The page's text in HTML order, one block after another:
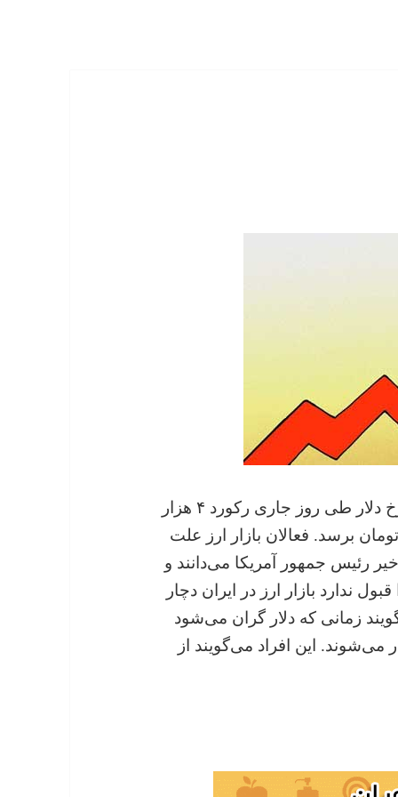
تشدید نوسانات ارزی در بازار موجب شد تا نرخ دلار طی روز جاری رکورد ۴ هزار
تومان را بزند و برای ساعتی به بیش از ۴۰۱۰ تومان برسد. فعالان بازار ارز علت
رئیس جمهور آمریکا می‌دانند و
ندارد بازار ارز در ایران دچار
زمانی که دلار گران می‌شود
این افراد می‌گویند از